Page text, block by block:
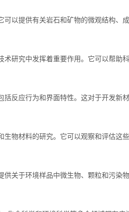
以提供有关岩石和矿物的微观结构、
究中发挥着重要作用。它可以帮助科
反应行为和界面特性。这对于开发新
物材料的研究。它可以观察和评估这
关于环境样品中微生物、颗粒和污染